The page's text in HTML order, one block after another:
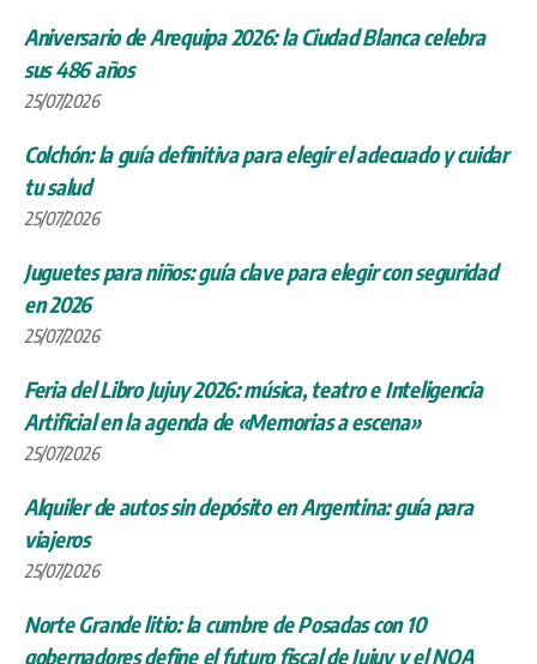
Aniversario de Arequipa 2026: la Ciudad Blanca celebra
sus 486 años
25/07/2026
Colchón: la guía definitiva para elegir el adecuado y cuidar
tu salud
25/07/2026
Juguetes para niños: guía clave para elegir con seguridad
en 2026
25/07/2026
Feria del Libro Jujuy 2026: música, teatro e Inteligencia
Artificial en la agenda de «Memorias a escena»
25/07/2026
Alquiler de autos sin depósito en Argentina: guía para
viajeros
25/07/2026
Norte Grande litio: la cumbre de Posadas con 10
gobernadores define el futuro fiscal de Jujuy y el NOA